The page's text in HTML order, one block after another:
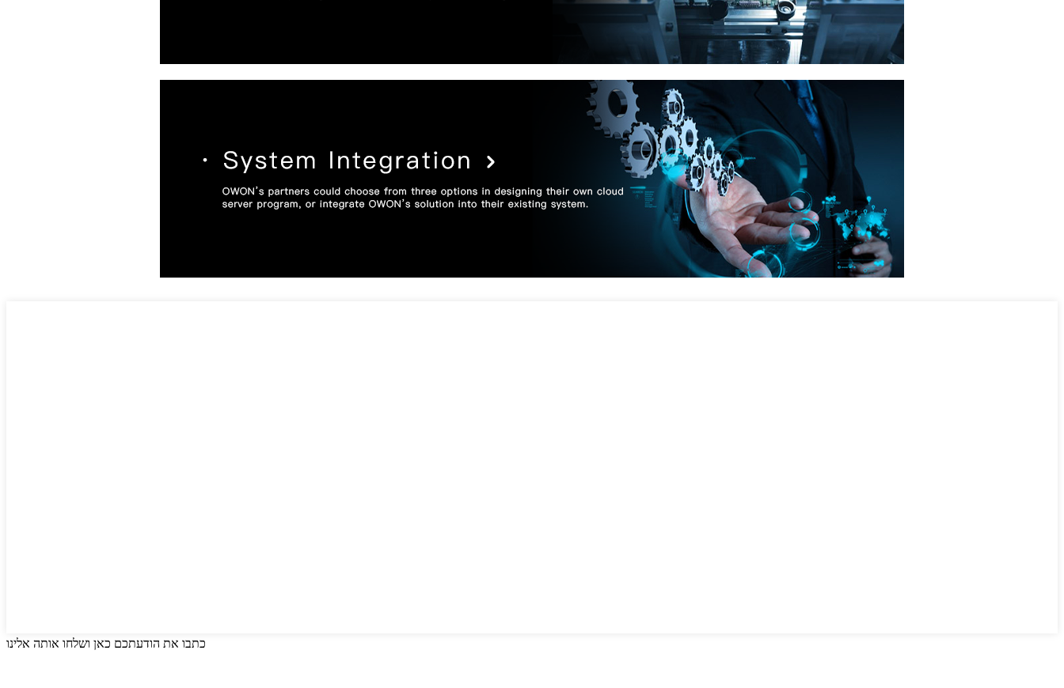
כתבו את הודעתכם כאן ושלחו אותה אלינו